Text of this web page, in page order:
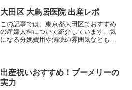
大田区 大鳥居医院 出産レポ
この記事では、東京都大田区でおすすめ
の産婦人科について紹介しています。気
になる分娩費用や病院の雰囲気なども詳
出産祝いおすすめ！プーメリーの
実力